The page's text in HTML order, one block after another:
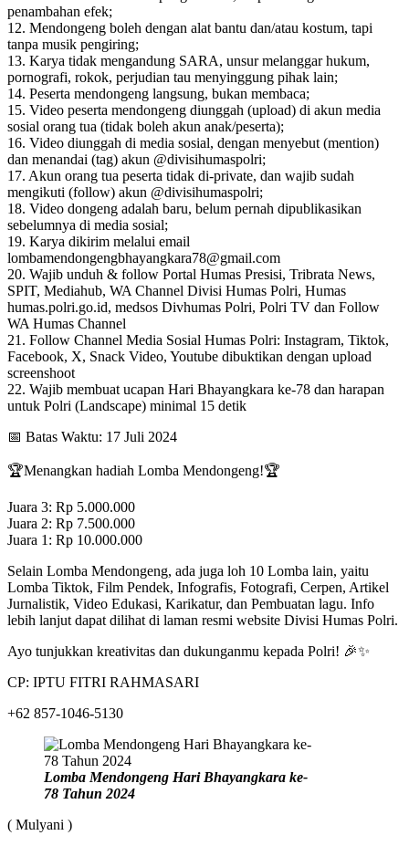
penambahan efek;
12. Mendongeng boleh dengan alat bantu dan/atau kostum, tapi
tanpa musik pengiring;
13. Karya tidak mengandung SARA, unsur melanggar hukum,
pornografi, rokok, perjudian tau menyinggung pihak lain;
14. Peserta mendongeng langsung, bukan membaca;
15. Video peserta mendongeng diunggah (upload) di akun media
sosial orang tua (tidak boleh akun anak/peserta);
16. Video diunggah di media sosial, dengan menyebut (mention)
dan menandai (tag) akun @divisihumaspolri;
17. Akun orang tua peserta tidak di-private, dan wajib sudah
mengikuti (follow) akun @divisihumaspolri;
18. Video dongeng adalah baru, belum pernah dipublikasikan
sebelumnya di media sosial;
19. Karya dikirim melalui email
lombamendongengbhayangkara78@gmail.com
20. Wajib unduh & follow Portal Humas Presisi, Tribrata News,
SPIT, Mediahub, WA Channel Divisi Humas Polri, Humas
humas.polri.go.id, medsos Divhumas Polri, Polri TV dan Follow
WA Humas Channel
21. Follow Channel Media Sosial Humas Polri: Instagram, Tiktok,
Facebook, X, Snack Video, Youtube dibuktikan dengan upload
screenshoot
22. Wajib membuat ucapan Hari Bhayangkara ke-78 dan harapan
untuk Polri (Landscape) minimal 15 detik
📅 Batas Waktu: 17 Juli 2024
🏆Menangkan hadiah Lomba Mendongeng!🏆
Juara 3: Rp 5.000.000
Juara 2: Rp 7.500.000
Juara 1: Rp 10.000.000
Selain Lomba Mendongeng, ada juga loh 10 Lomba lain, yaitu
Lomba Tiktok, Film Pendek, Infografis, Fotografi, Cerpen, Artikel
Jurnalistik, Video Edukasi, Karikatur, dan Pembuatan lagu. Info
lebih lanjut dapat dilihat di laman resmi website Divisi Humas Polri.
Ayo tunjukkan kreativitas dan dukunganmu kepada Polri! 🎉✨
CP: IPTU FITRI RAHMASARI
‪+62 857‑1046‑5130
Lomba Mendongeng Hari Bhayangkara ke-
78 Tahun 2024
( Mulyani )